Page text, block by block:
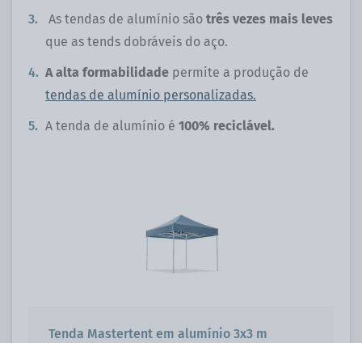
As tendas de alumínio são três vezes mais leves
que as tends dobráveis do aço.
A alta formabilidade permite a produção de
tendas de alumínio personalizadas.
A tenda de alumínio é 100% reciclável.
Tenda Mastertent em alumínio 3x3 m